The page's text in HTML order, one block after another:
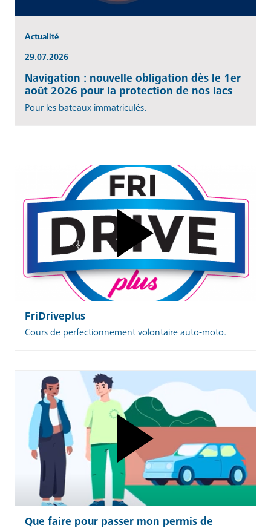
Actualité
29.07.2026
Navigation : nouvelle obligation dès le 1er
août 2026 pour la protection de nos lacs
Pour les bateaux immatriculés.
FriDriveplus
Cours de perfectionnement volontaire auto-moto.
Que faire pour passer mon permis de